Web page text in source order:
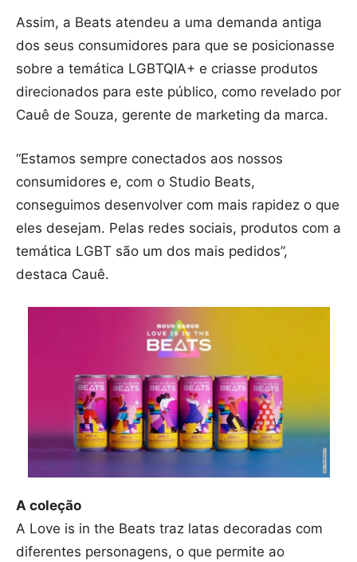
Assim, a Beats atendeu a uma demanda antiga
dos seus consumidores para que se posicionasse
sobre a temática LGBTQIA+ e criasse produtos
direcionados para este público, como revelado por
Cauê de Souza, gerente de marketing da marca.
“Estamos sempre conectados aos nossos
consumidores e, com o Studio Beats,
conseguimos desenvolver com mais rapidez o que
eles desejam. Pelas redes sociais, produtos com a
temática LGBT são um dos mais pedidos”,
destaca Cauê.
A coleção
A Love is in the Beats traz latas decoradas com
diferentes personagens, o que permite ao